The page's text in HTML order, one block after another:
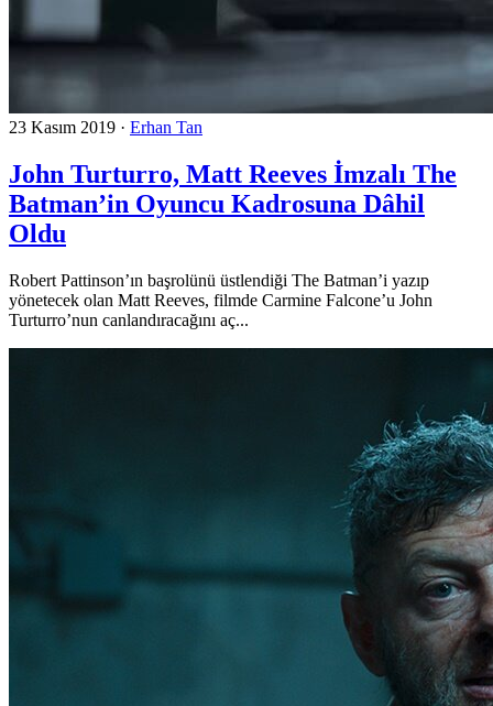
23 Kasım 2019 · Erhan Tan
John Turturro, Matt Reeves İmzalı The
Batman’in Oyuncu Kadrosuna Dâhil
Oldu
Robert Pattinson’ın başrolünü üstlendiği The Batman’i yazıp
yönetecek olan Matt Reeves, filmde Carmine Falcone’u John
Turturro’nun canlandıracağını aç...